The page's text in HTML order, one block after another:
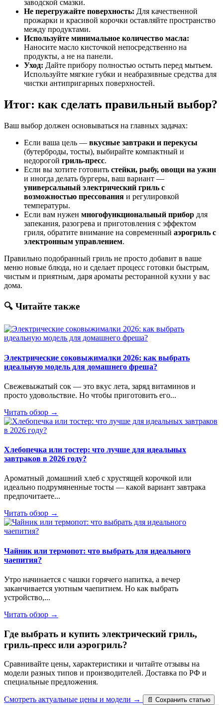
заводской смазки.
Не перегружайте поверхность: Для качественной
прожарки и красивой корочки оставляйте пространство
между продуктами.
Используйте минимальное количество масла:
Наносите масло кисточкой непосредственно на
продукты, а не на панели.
Уход: Дайте прибору полностью остыть перед мытьем.
Используйте мягкие губки и неабразивные средства для
чистки антипригарных поверхностей.
Итог: как сделать правильный выбор?
Ваш выбор должен основываться на главных задачах:
Если ваша цель — вкусные завтраки и перекусы
(бутерброды, тосты), выбирайте компактный и
недорогой гриль-пресс.
Если вы хотите готовить стейки, рыбу, овощи на ужин
и иногда делать бургеры, ваш вариант —
универсальный электрический гриль с
возможностью прессования и регулировкой
температуры.
Если вам нужен многофункциональный прибор для
запекания, разогрева и приготовления с эффектом
гриля, обратите внимание на современный аэрогриль с
электронным управлением.
Правильно подобранный гриль не просто добавит в ваше
меню новые блюда, но и сделает процесс готовки быстрым,
чистым и приятным, даря ароматы ресторанной кухни у вас
дома.
🔍 Читайте также
Электрические соковыжималки 2026: как выбрать
идеальную модель для домашнего фреша?
Свежевыжатый сок — это вкус лета, заряд витаминов и
просто удовольствие. Но чтобы приготовить его...
Читать обзор →
Хлебопечка или тостер: что лучше для идеальных
завтраков в 2026 году?
Ароматный домашний хлеб с хрустящей корочкой или
идеально подрумяненные тосты — какой вариант завтрака
предпочитаете...
Читать обзор →
Чайник или термопот: что выбрать для идеального
чаепития?
Утро начинается с чашки горячего напитка, а вечер
заканчивается уютным чаепитием. Но как выбрать
устройство,...
Читать обзор →
Где выбрать и купить электрический гриль,
гриль-пресс или аэрогриль?
Сравнивайте цены, характеристики и читайте отзывы на
модели разных типов и производителей. Доставка по РФ и
специальные предложения.
Смотреть актуальные цены и модели → 📄 Сохранить статью